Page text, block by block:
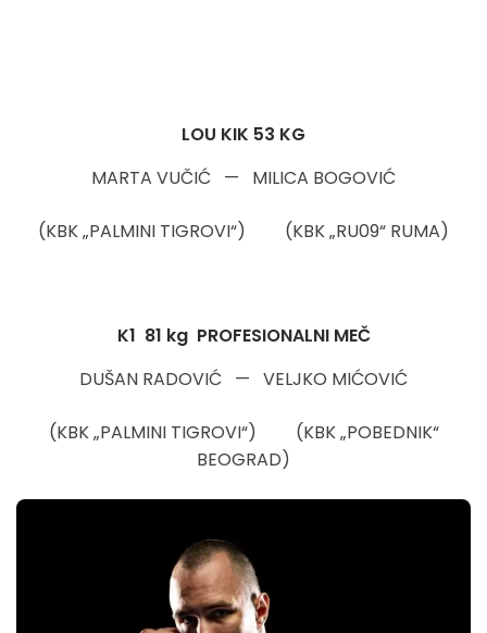
LOU KIK 53 KG
MARTA VUČIĆ — MILICA BOGOVIĆ
(KBK „PALMINI TIGROVI“) (KBK „RU09“ RUMA)
K1 81 kg PROFESIONALNI MEČ
DUŠAN RADOVIĆ — VELJKO MIĆOVIĆ
(KBK „PALMINI TIGROVI“) (KBK „POBEDNIK“
BEOGRAD)